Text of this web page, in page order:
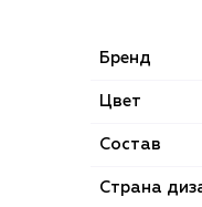
Бренд
Цвет
Состав
Страна